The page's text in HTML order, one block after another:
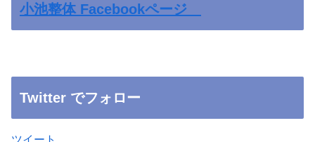
小池整体 Facebookページ
Twitter でフォロー